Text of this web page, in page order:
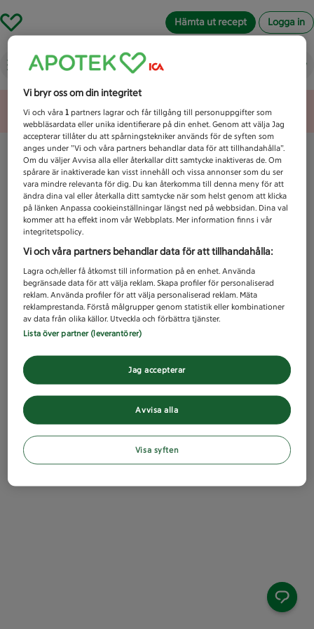
Hämta ut recept Logga in
Vad letar du efter idag?
Unknown error
Vi bryr oss om din integritet
Vi och våra1 partners lagrar och får tillgång till personuppgifter som
webbläsardata eller unika identifierare på din enhet. Genom att välja Jag
accepterar tillåter du att spårningstekniker används för de syften som
anges under ”Vi och våra partners behandlar data för att tillhandahålla”.
Om du väljer Avvisa alla eller återkallar ditt samtycke inaktiveras de. Om
spårare är inaktiverade kan visst innehåll och vissa annonser som du ser
vara mindre relevanta för dig. Du kan återkomma till denna meny för att
ändra dina val eller återkalla ditt samtycke när som helst genom att klicka
på länken Anpassa cookieinställningar längst ned på webbsidan. Dina val
kommer att ha effekt inom vår Webbplats. Mer information finns i vår
integritetspolicy.
Vi och våra partners behandlar data för att tillhandahålla:
Lagra och/eller få åtkomst till information på en enhet. Använda
begränsade data för att välja reklam. Skapa profiler för personaliserad
reklam. Använda profiler för att välja personaliserad reklam. Mäta
reklamprestanda. Förstå målgrupper genom statistik eller kombinationer
av data från olika källor. Utveckla och förbättra tjänster.
Lista över partner (leverantörer)
Avvisa alla
Jag accepterar
Visa syften